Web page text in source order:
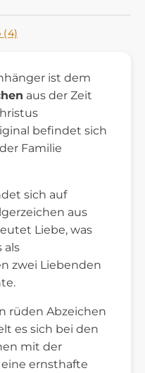
(4)
ist dem
aus der Zeit
befindet sich
Familie
sich auf
aus
Liebe, was
als
zwei Liebenden
rüden Abzeichen
es sich bei den
mit der
ernsthafte